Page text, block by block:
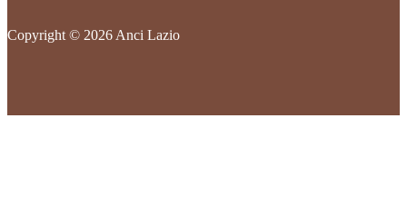
Copyright © 2026 Anci Lazio